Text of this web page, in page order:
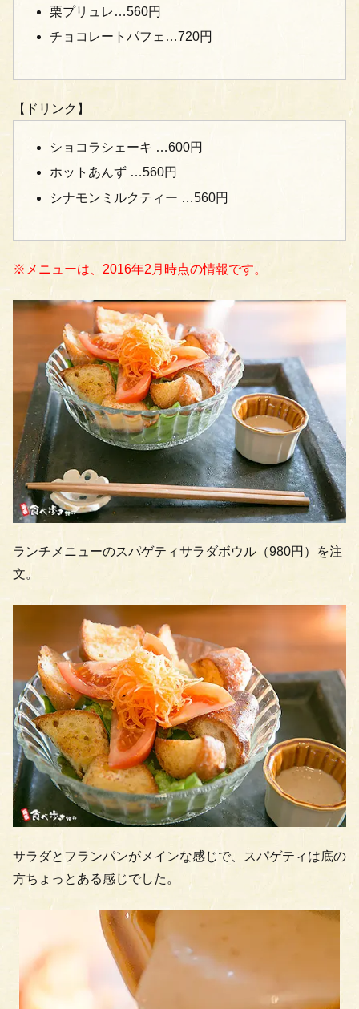
栗プリュレ…560円
チョコレートパフェ…720円
【ドリンク】
ショコラシェーキ …600円
ホットあんず …560円
シナモンミルクティー …560円
※メニューは、2016年2月時点の情報です。
ランチメニューのスパゲティサラダボウル（980円）を注
文。
サラダとフランパンがメインな感じで、スパゲティは底の
方ちょっとある感じでした。